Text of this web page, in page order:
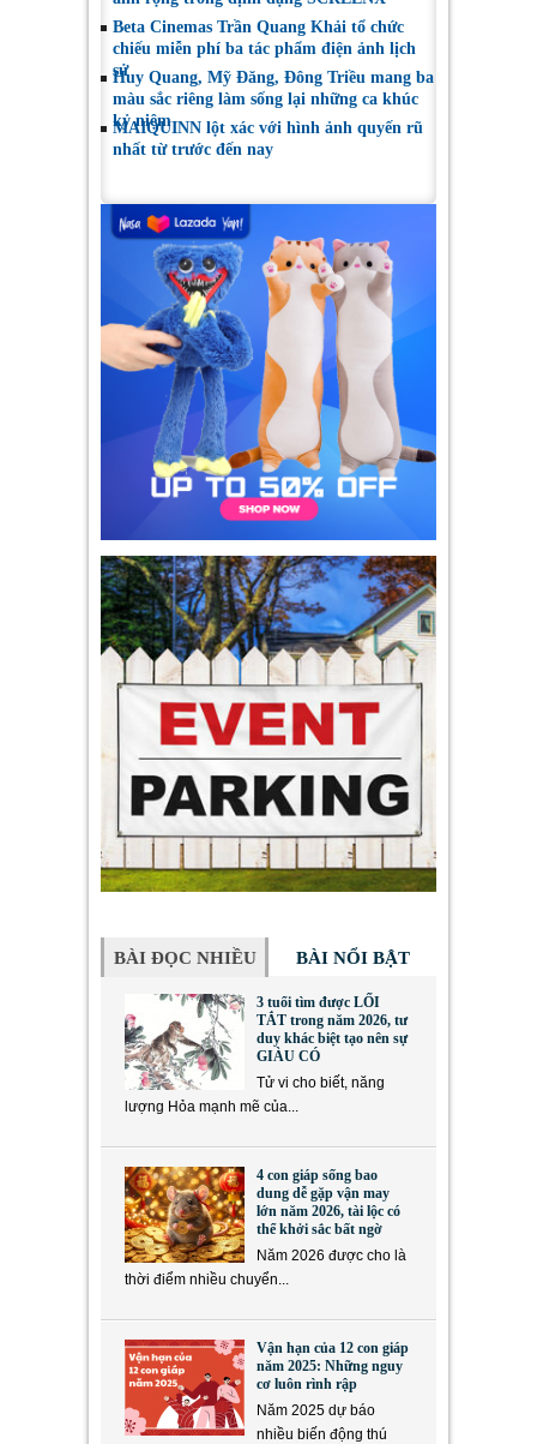
Beta Cinemas Trần Quang Khải tổ chức
chiếu miễn phí ba tác phẩm điện ảnh lịch
sử
Huy Quang, Mỹ Đăng, Đông Triều mang ba
màu sắc riêng làm sống lại những ca khúc
kỷ niệm
MAIQUINN lột xác với hình ảnh quyến rũ
nhất từ trước đến nay
BÀI ĐỌC NHIỀU BÀI NỔI BẬT
3 tuổi tìm được LỐI
TẮT trong năm 2026, tư
duy khác biệt tạo nên sự
GIÀU CÓ
Tử vi cho biết, năng
lượng Hỏa mạnh mẽ của...
4 con giáp sống bao
dung dễ gặp vận may
lớn năm 2026, tài lộc có
thể khởi sắc bất ngờ
Năm 2026 được cho là
thời điểm nhiều chuyển...
Vận hạn của 12 con giáp
năm 2025: Những nguy
cơ luôn rình rập
Năm 2025 dự báo
nhiều biến động thú